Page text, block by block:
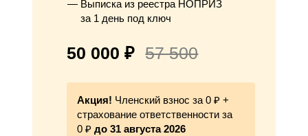
Выписка из реестра НОПРИЗ
за 1 день под ключ
50 000 ₽ 57 500
Акция! Членский взнос за 0 ₽ +
страхование ответственности за
0 ₽до 31 августа 2026